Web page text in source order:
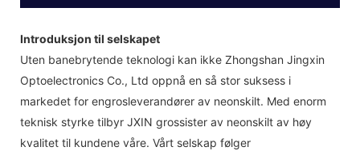
Introduksjon til selskapet
Uten banebrytende teknologi kan ikke Zhongshan Jingxin
Optoelectronics Co., Ltd oppnå en så stor suksess i
markedet for engrosleverandører av neonskilt. Med enorm
teknisk styrke tilbyr JXIN grossister av neonskilt av høy
kvalitet til kundene våre. Vårt selskap følger